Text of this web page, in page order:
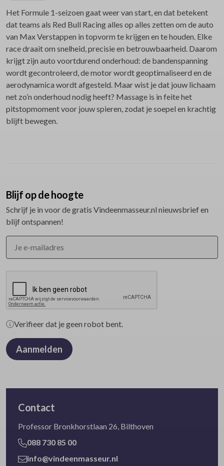
Het Formule 1-seizoen gaat weer van start, en dat betekent
dat teams als Red Bull Racing alles op alles zetten om de auto
van Max Verstappen in topvorm te krijgen en te houden. Elke
race draait om snelheid, precisie en betrouwbaarheid. Daarom
krijgt zijn auto voortdurend onderhoud: de bandenspanning
wordt gecontroleerd, de motor wordt geoptimaliseerd en de
aerodynamica wordt afgesteld. Maar wist je dat jouw lichaam
net zo’n onderhoud nodig heeft? Massage is in feite het
pitstopmoment voor jouw spieren, zodat je soepel en krachtig
blijft bewegen.
Blijf op de hoogte
Schrijf je in voor de gratis Vindeenmasseur.nl nieuwsbrief en
blijf ontspannen!
Verifieer dat je geen robot bent.
Aanmelden
Contact
Professor Bronkhorstlaan 26, Bilthoven
088 730 85 00
info@vindeenmasseur.nl